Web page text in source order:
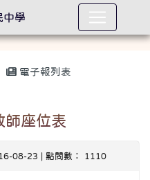
電子報列表
師座位表
08-23 | 點閱數： 1110
中學